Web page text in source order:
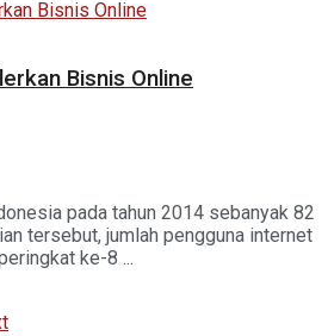
Bisnis Online
pada tahun 2014 sebanyak 82
tersebut, jumlah pengguna internet
ke-8 ...